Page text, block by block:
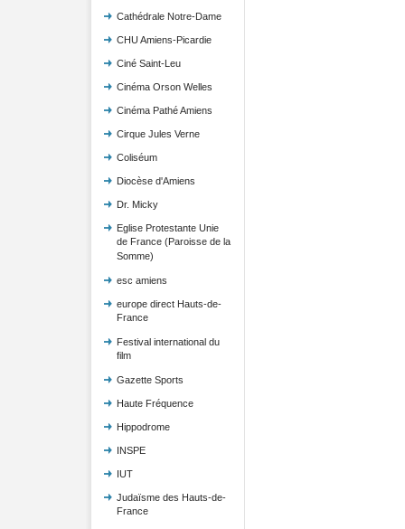
Cathédrale Notre-Dame
CHU Amiens-Picardie
Ciné Saint-Leu
Cinéma Orson Welles
Cinéma Pathé Amiens
Cirque Jules Verne
Coliséum
Diocèse d'Amiens
Dr. Micky
Eglise Protestante Unie
de France (Paroisse de la
Somme)
esc amiens
europe direct Hauts-de-
France
Festival international du
film
Gazette Sports
Haute Fréquence
Hippodrome
INSPE
IUT
Judaïsme des Hauts-de-
France